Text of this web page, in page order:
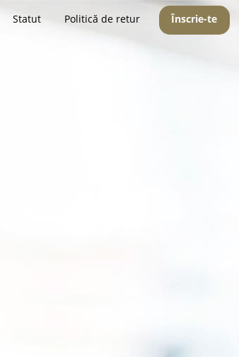
Statut Politică de retur Înscrie-te